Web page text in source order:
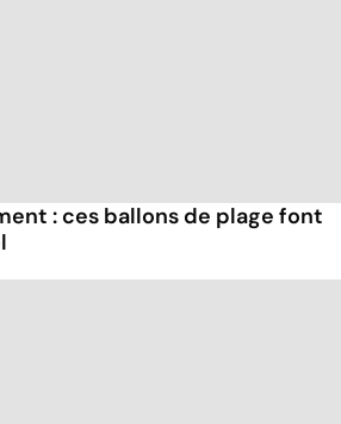
: ces ballons de plage font